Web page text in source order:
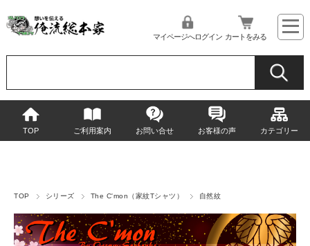
マイページへログイン カートをみる
TOP ご利用案内 お問い合せ お客様の声 カテゴリー
TOP シリーズ The C'mon（家紋Tシャツ） 自然紋